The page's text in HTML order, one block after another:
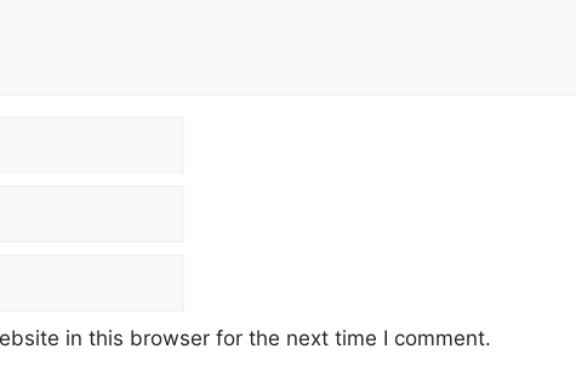
in this browser for the next time I comment.